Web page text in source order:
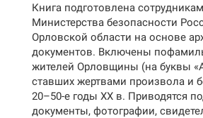
Книга подготовлена
Министерства безопасности
Орловской области на основе
документов. Включены
жителей Орловщины (на буквы
ставших жертвами произвола и
20–50-е годы ХХ в. Приводятся
документы, фотографии,